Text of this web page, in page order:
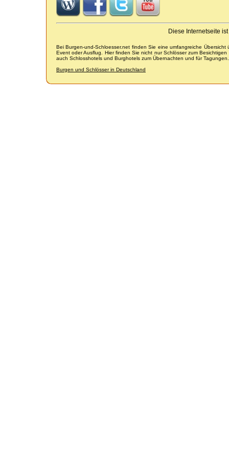
Diese Internetseite
Bei Burgen-und-Schloesser.net finden Sie eine umfangreiche
Event oder Ausflug. Hier finden Sie nicht nur Schlösser zum
auch Schlosshotels und Burghotels zum Übernachten und für Tagungen.
Burgen und Schlösser in Deutschland